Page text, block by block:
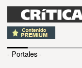
- Portales -